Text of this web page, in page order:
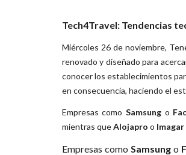
Tech4Travel: Tendencias
Miércoles 26 de noviembre,
renovado y diseñado para
conocer los establecimientos
en consecuencia, haciendo el
Empresas comoSamsung o
mientras queAlojapro o Imagar
Empresas comoSamsung o